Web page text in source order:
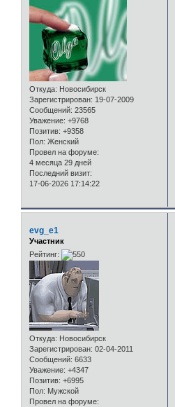
Откуда: Новосибирск
Зарегистрирован: 19-07-2009
Сообщений: 23565
Уважение: +9768
Позитив: +9358
Пол: Женский
Провел на форуме:
4 месяца 29 дней
Последний визит:
17-06-2026 17:14:22
evg_e1
Участник
Рейтинг:
Откуда: Новосибирск
Зарегистрирован: 02-04-2011
Сообщений: 6633
Уважение: +4347
Позитив: +6995
Пол: Мужской
Провел на форуме: